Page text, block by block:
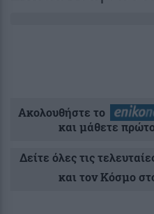
Ακολουθήστε το
και μάθετε
Δείτε όλες τις
και τον Κόσμο